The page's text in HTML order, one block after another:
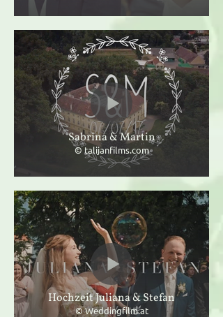
Sabrina & Martin
© talijanfilms.com
Hochzeit Juliana & Stefan
© Weddingfilm.at